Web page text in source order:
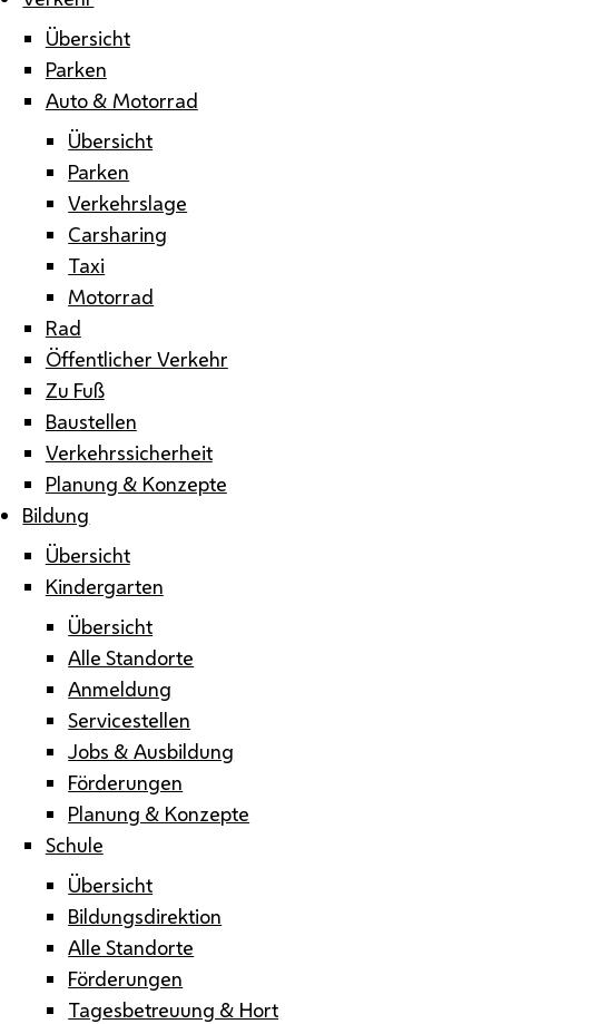
Übersicht
Parken
Auto & Motorrad
Übersicht
Parken
Verkehrslage
Carsharing
Taxi
Motorrad
Rad
Öffentlicher Verkehr
Zu Fuß
Baustellen
Verkehrssicherheit
Planung & Konzepte
Bildung
Übersicht
Kindergarten
Übersicht
Alle Standorte
Anmeldung
Servicestellen
Jobs & Ausbildung
Förderungen
Planung & Konzepte
Schule
Übersicht
Bildungsdirektion
Alle Standorte
Förderungen
Tagesbetreuung & Hort